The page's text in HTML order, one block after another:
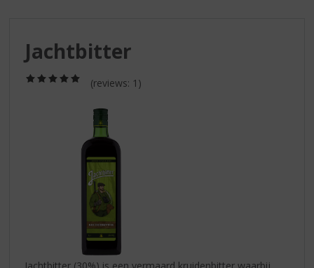
Jachtbitter
/
(reviews: 1)
Jachtbitter (30%) is een vermaard kruidenbitter waarbij